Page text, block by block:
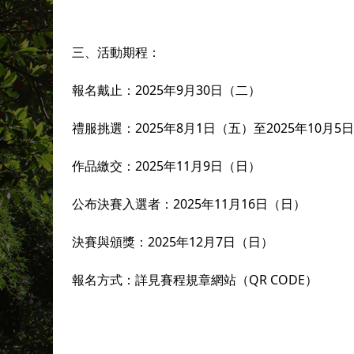
三、活動期程：
報名戴止：2025年9月30日（二）
禮服挑選：2025年8月1日（五）至2025年10月5
作品繳交：2025年11月9日（日）
公布決賽入選者：2025年11月16日（日）
決賽與頒獎：2025年12月7日（日）
報名方式：詳見賽程規章網站（QR CODE）